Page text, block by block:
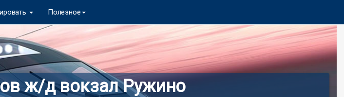
Полезное
ж/д вокзал Ружино